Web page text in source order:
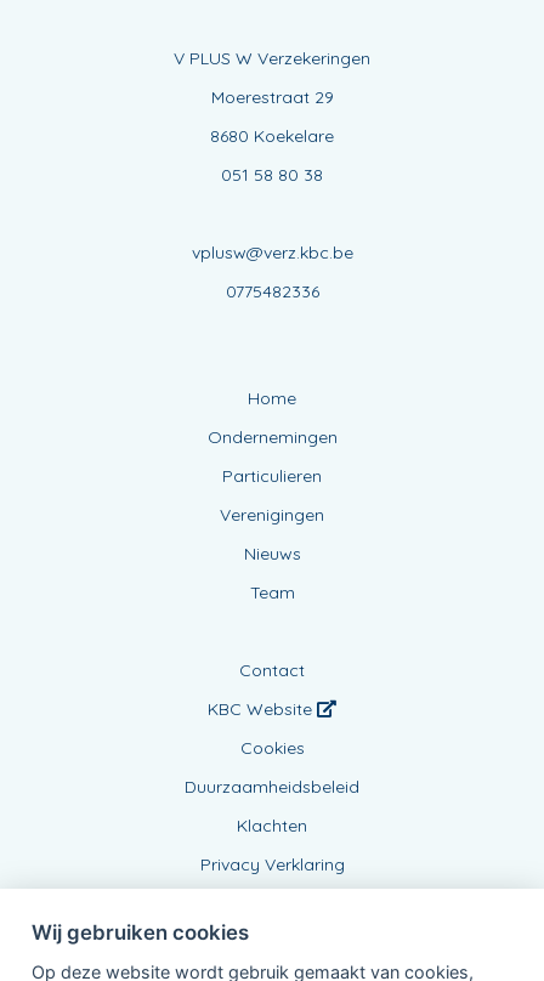
V PLUS W Verzekeringen
Moerestraat 29
8680 Koekelare
051 58 80 38
vplusw@verz.kbc.be
0775482336
Home
Ondernemingen
Particulieren
Verenigingen
Nieuws
Team
Contact
KBC Website
Cookies
Duurzaamheidsbeleid
Klachten
Privacy Verklaring
Wij gebruiken cookies
Op deze website wordt gebruik gemaakt van cookies,